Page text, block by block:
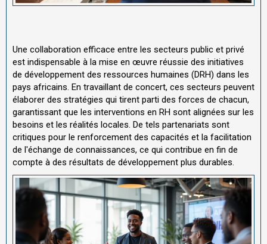
Une collaboration efficace entre les secteurs public et privé
est indispensable à la mise en œuvre réussie des initiatives
de développement des ressources humaines (DRH) dans les
pays africains. En travaillant de concert, ces secteurs peuvent
élaborer des stratégies qui tirent parti des forces de chacun,
garantissant que les interventions en RH sont alignées sur les
besoins et les réalités locales. De tels partenariats sont
critiques pour le renforcement des capacités et la facilitation
de l'échange de connaissances, ce qui contribue en fin de
compte à des résultats de développement plus durables.